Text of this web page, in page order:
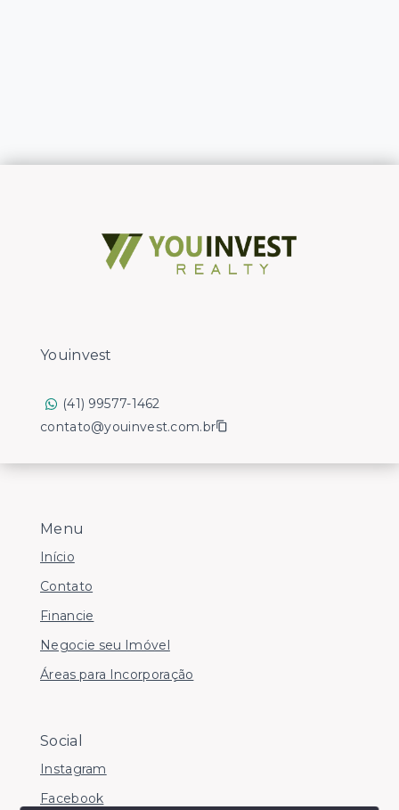
Menu
Início
Contato
Financie
Negocie seu Imóvel
Áreas para Incorporação
Social
Instagram
Facebook
Youinvest
(41) 99577-1462
contato@youinvest.com.br